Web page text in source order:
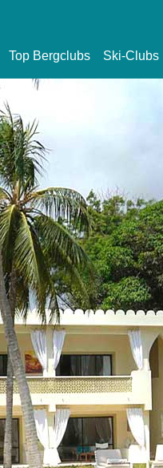
Top Bergclubs Ski-Clubs